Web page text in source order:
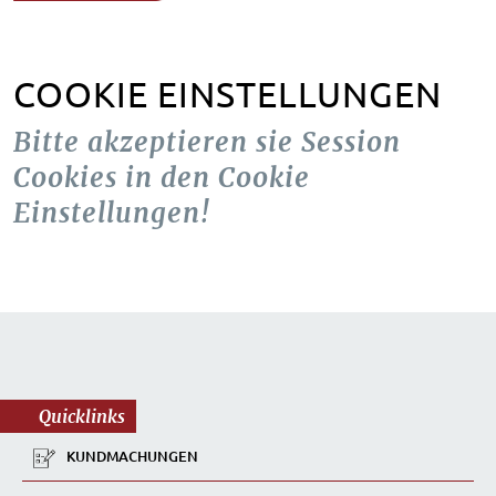
COOKIE EINSTELLUNGEN
Bitte akzeptieren sie Session
Cookies in den Cookie
Einstellungen!
Quicklinks
KUNDMACHUNGEN